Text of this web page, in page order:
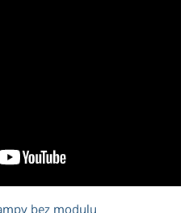
bez modulu